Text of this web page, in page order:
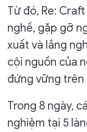
Từ đó, Re:
nghề, gặp gỡ
xuất và lắng
cội nguồn của
đứng vững trên
Trong 8 ngày,
nghiệm tại 5